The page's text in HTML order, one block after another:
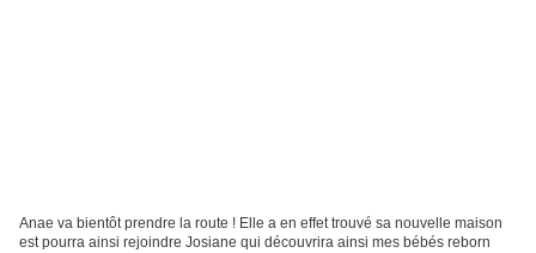
Anae va bientôt prendre la route ! Elle a en effet trouvé sa nouvelle maison
est pourra ainsi rejoindre Josiane qui découvrira ainsi mes bébés reborn